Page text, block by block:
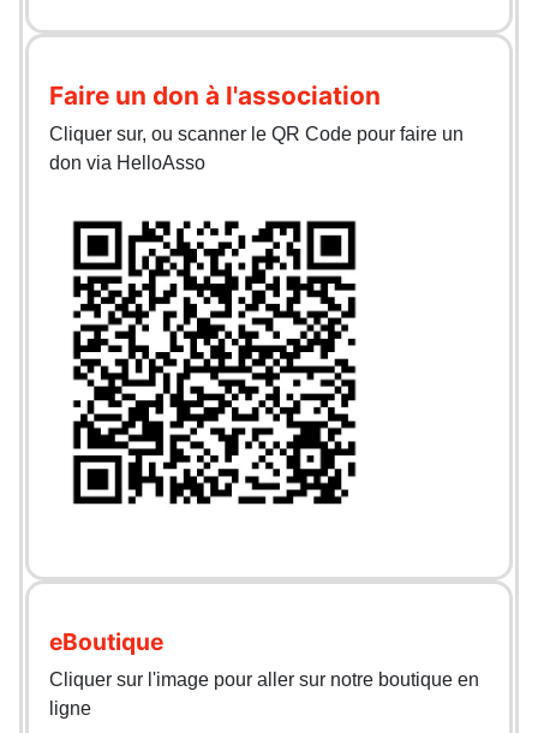
Faire un don à l'association
Cliquer sur, ou scanner le QR Code pour faire un
don via HelloAsso
eBoutique
Cliquer sur l'image pour aller sur notre boutique en
ligne